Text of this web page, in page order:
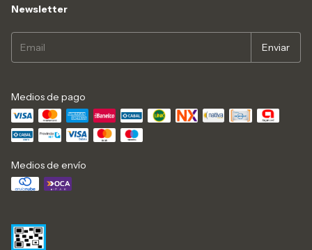
Newsletter
Medios de pago
Medios de envío